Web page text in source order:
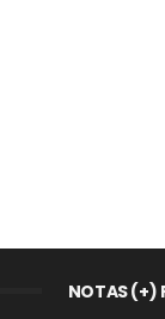
NOTAS (+)